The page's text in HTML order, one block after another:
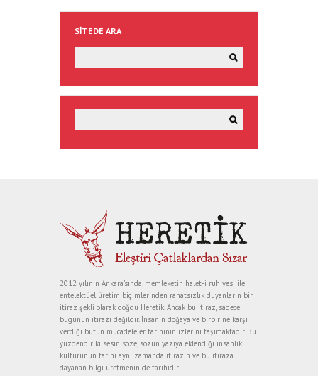
SITEDE ARA
2012 yılının Ankara’sında, memleketin halet-i ruhiyesi ile
entelektüel üretim biçimlerinden rahatsızlık duyanların bir
itiraz şekli olarak doğdu Heretik. Ancak bu itiraz, sadece
bugünün itirazı değildir. İnsanın doğaya ve birbirine karşı
verdiği bütün mücadeleler tarihinin izlerini taşımaktadır. Bu
yüzdendir ki sesin söze, sözün yazıya eklendiği insanlık
kültürünün tarihi aynı zamanda itirazın ve bu itiraza
dayanan bilgi üretmenin de tarihidir.